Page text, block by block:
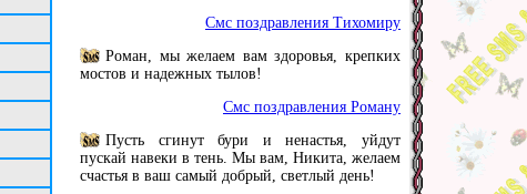
Смс поздравления Тихомиру
Роман, мы желаем вам здоровья, крепких
мостов и надежных тылов!
Смс поздравления Роману
Пусть сгинут бури и ненастья, уйдут
пускай навеки в тень. Мы вам, Никита, желаем
счастья в ваш самый добрый, светлый день!